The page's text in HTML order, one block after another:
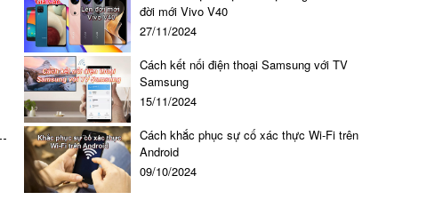
đời mới Vivo V40
27/11/2024
Cách kết nối điện thoại Samsung với TV
Samsung
15/11/2024
Cách khắc phục sự cố xác thực Wi-Fi trên
Android
09/10/2024